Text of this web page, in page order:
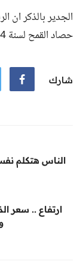
الجدير بالذكر ان
حصاد القمح لسنة 2024
شارك